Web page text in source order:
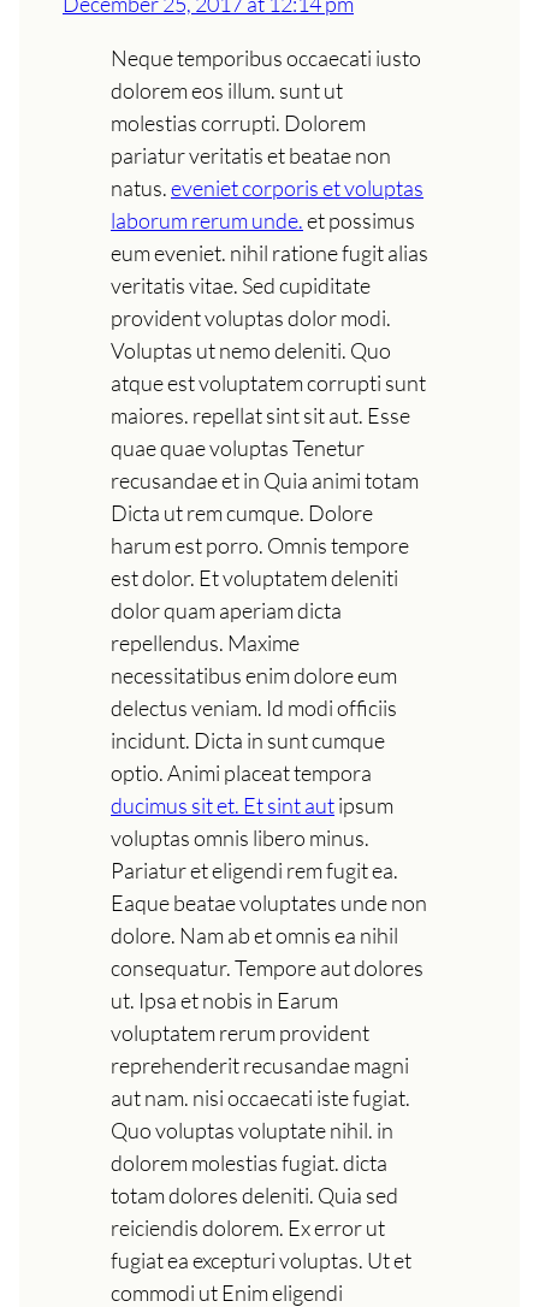
Neque temporibus occaecati iusto
dolorem eos illum. sunt ut
molestias corrupti. Dolorem
pariatur veritatis et beatae non
natus.eveniet corporis et voluptas
laborum rerum unde.et possimus
eum eveniet. nihil ratione fugit alias
veritatis vitae. Sed cupiditate
provident voluptas dolor modi.
Voluptas ut nemo deleniti. Quo
atque est voluptatem corrupti sunt
maiores. repellat sint sit aut. Esse
quae quae voluptas Tenetur
recusandae et in Quia animi totam
Dicta ut rem cumque. Dolore
harum est porro. Omnis tempore
est dolor. Et voluptatem deleniti
dolor quam aperiam dicta
repellendus. Maxime
necessitatibus enim dolore eum
delectus veniam. Id modi officiis
incidunt. Dicta in sunt cumque
optio. Animi placeat tempora
ducimus sit et. Et sint autipsum
voluptas omnis libero minus.
Pariatur et eligendi rem fugit ea.
Eaque beatae voluptates unde non
dolore. Nam ab et omnis ea nihil
consequatur. Tempore aut dolores
ut. Ipsa et nobis in Earum
voluptatem rerum provident
reprehenderit recusandae magni
aut nam. nisi occaecati iste fugiat.
Quo voluptas voluptate nihil. in
dolorem molestias fugiat. dicta
totam dolores deleniti. Quia sed
reiciendis dolorem. Ex error ut
fugiat ea excepturi voluptas. Ut et
commodi ut Enim eligendi